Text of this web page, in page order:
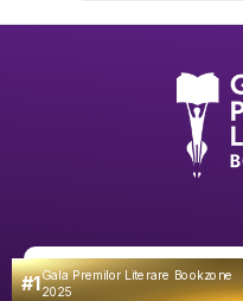
#1Gala Premilor Literare Bookzone
2025